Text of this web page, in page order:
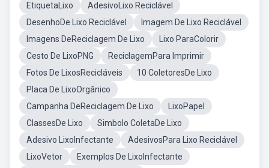
EtiquetaLixo
AdesivoLixo Reciclável
DesenhoDe Lixo Reciclável
Imagem De Lixo Reciclável
Imagens DeReciclagem De Lixo
Lixo ParaColorir
Cesto De LixoPNG
ReciclagemPara Imprimir
Fotos De LixosRecicláveis
10 ColetoresDe Lixo
Placa De LixoOrgânico
Campanha DeReciclagem De Lixo
LixoPapel
ClassesDe Lixo
Simbolo ColetaDe Lixo
Adesivo LixoInfectante
AdesivosPara Lixo Reciclável
LixoVetor
Exemplos De LixoInfectante